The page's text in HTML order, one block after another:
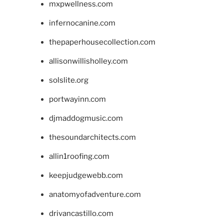
mxpwellness.com
infernocanine.com
thepaperhousecollection.com
allisonwillisholley.com
solslite.org
portwayinn.com
djmaddogmusic.com
thesoundarchitects.com
allin1roofing.com
keepjudgewebb.com
anatomyofadventure.com
drivancastillo.com